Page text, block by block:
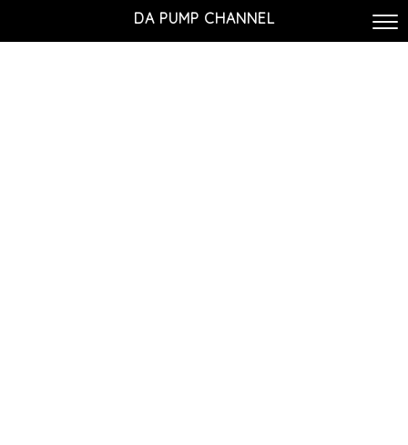
DA PUMP CHANNEL